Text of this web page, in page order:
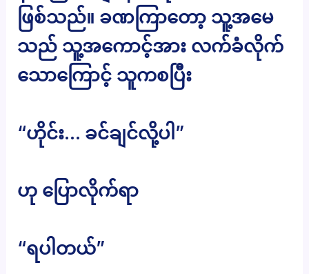
ဖြစ်သည်။ ခဏကြာတော့ သူ့အမေ
သည် သူ့အကောင့်အား လက်ခံလိုက်
သောကြောင့် သူကစပြီး
“ဟိုင်း… ခင်ချင်လို့ပါ”
ဟု ပြောလိုက်ရာ
“ရပါတယ်”